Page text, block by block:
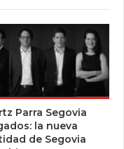
Parra Segovia
la nueva
de Segovia